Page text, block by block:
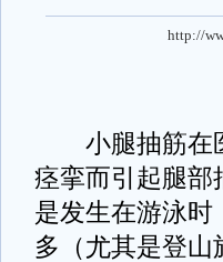
http://
小腿抽筋在医
痉挛而引起腿部
是发生在游泳时
多（尤其是登